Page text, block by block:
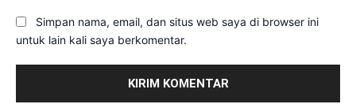
Simpan nama, email, dan situs web saya di browser ini
untuk lain kali saya berkomentar.